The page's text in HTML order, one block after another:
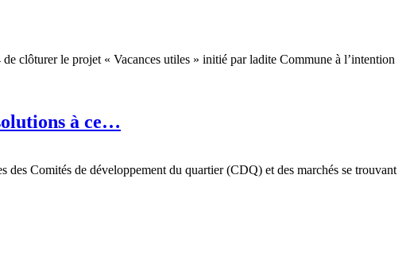
clôturer le projet « Vacances utiles » initié par ladite Commune à l’intention
à ce…
Comités de développement du quartier (CDQ) et des marchés se trouvant